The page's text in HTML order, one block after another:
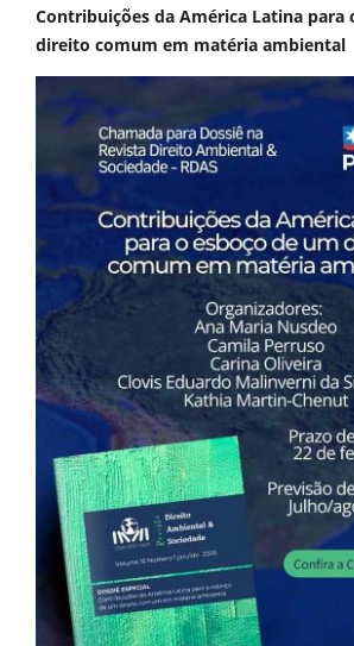
Contribuições da América Latina para
direito comum em matéria ambiental